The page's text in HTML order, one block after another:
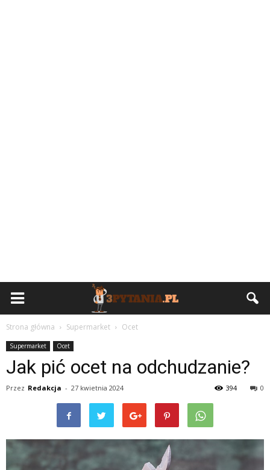
Strona główna Supermarket Ocet
Supermarket Ocet
Jak pić ocet na odchudzanie?
Przez Redakcja - 27 kwietnia 2024 0
394